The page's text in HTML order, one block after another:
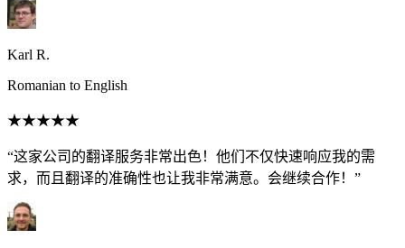
Karl R.
Romanian to English
★★★★★
“这家公司的翻译服务非常出色！他们不仅快速响应我的需
求，而且翻译的准确性也让我非常满意。会继续合作！”